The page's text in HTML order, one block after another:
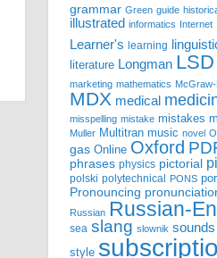
grammar Green guide
illustrated informatics Internet
Learner's learning
literature Longman LSD
marketing mathematics McGraw-
MDX medical
misspelling mistake mistakes
Muller Multitran music novel
gas Online Oxford
phrases physics pictorial
polski polytechnical PONS
Pronouncing
Russian Russian-
sea slang slownik sounds
style